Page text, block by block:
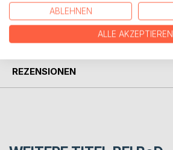
AUTOR/IN
REZENSIONEN
ABLEHNEN
ALLE AKZEPTIEREN